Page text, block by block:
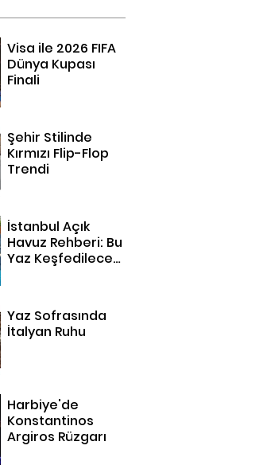
Visa ile 2026 FIFA
Dünya Kupası
Finali
Şehir Stilinde
Kırmızı Flip-Flop
Trendi
İstanbul Açık
Havuz Rehberi: Bu
Yaz Keşfedilecek
Yaz Sofrasında
İtalyan Ruhu
Harbiye'de
Konstantinos
Argiros Rüzgarı